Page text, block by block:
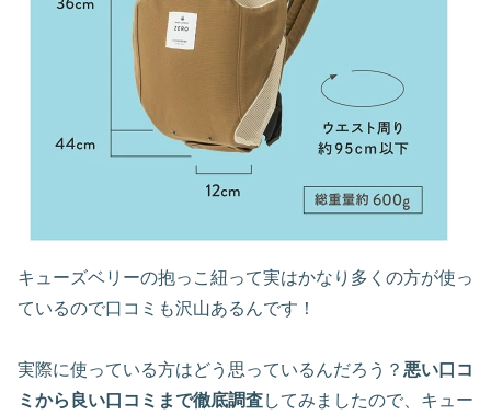
キューズベリーの抱っこ紐って実はかなり多くの方が使っ
ているので口コミも沢山あるんです！
実際に使っている方はどう思っているんだろう？ 悪い口コ
ミから良い口コミまで徹底調査してみましたので、キュー